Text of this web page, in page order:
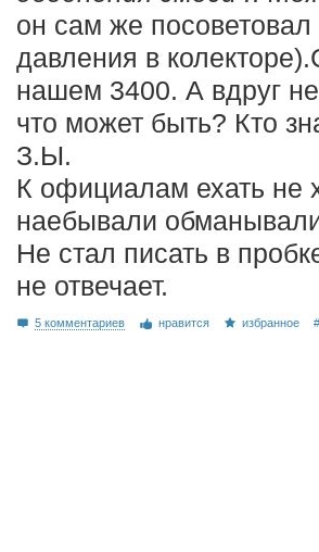
он сам же
давления в
нашем 3400. А вдруг
что может быть? Кто
З.Ы.
К официалам ехать не
наебывали
Не стал писать в
не отвечает.
5 комментариев нравится избранное